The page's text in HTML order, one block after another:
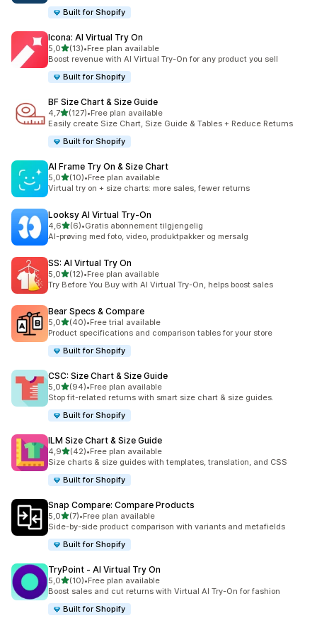
Built for Shopify
Icona: AI Virtual Try On
5,0av 5 stjerner
(13)
Totalt 13 omtaler
•Free plan available
Boost revenue with AI Virtual Try-On for any product you sell
Built for Shopify
BF Size Chart & Size Guide
4,7av 5 stjerner
(127)
Totalt 127 omtaler
•Free plan available
Easily create Size Chart, Size Guide & Tables + Reduce Returns
Built for Shopify
AI Frame Try On & Size Chart
5,0av 5 stjerner
(10)
Totalt 10 omtaler
•Free plan available
Virtual try on + size charts: more sales, fewer returns
Looksy AI Virtual Try‑On
4,6av 5 stjerner
(6)
Totalt 6 omtaler
•Gratis abonnement tilgjengelig
AI-prøving med foto, video, produktpakker og mersalg
SS: AI Virtual Try On
5,0av 5 stjerner
(12)
Totalt 12 omtaler
•Free plan available
Try Before You Buy with AI Virtual Try-On, helps boost sales
Bear Specs & Compare
5,0av 5 stjerner
(40)
Totalt 40 omtaler
•Free trial available
Product specifications and comparison tables for your store
Built for Shopify
CSC: Size Chart & Size Guide
5,0av 5 stjerner
(94)
Totalt 94 omtaler
•Free plan available
Stop fit-related returns with smart size chart & size guides.
Built for Shopify
ILM Size Chart & Size Guide
4,9av 5 stjerner
(42)
Totalt 42 omtaler
•Free plan available
Size charts & size guides with templates, translation, and CSS
Built for Shopify
Snap Compare: Compare Products
5,0av 5 stjerner
(7)
Totalt 7 omtaler
•Free plan available
Side-by-side product comparison with variants and metafields
Built for Shopify
TryPoint ‑ AI Virtual Try On
5,0av 5 stjerner
(10)
Totalt 10 omtaler
•Free plan available
Boost sales and cut returns with Virtual AI Try-On for fashion
Built for Shopify